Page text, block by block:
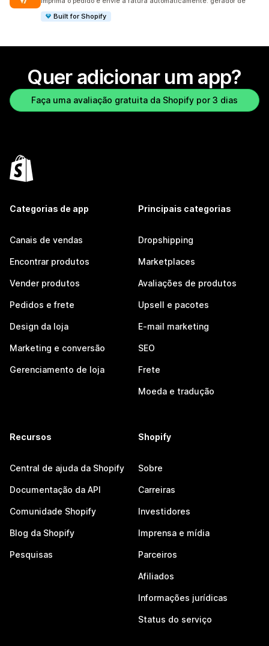
Built for Shopify
Quer adicionar um app?
Faça uma avaliação gratuita da Shopify por 3 dias
Categorias de app
Canais de vendas
Encontrar produtos
Vender produtos
Pedidos e frete
Design da loja
Marketing e conversão
Gerenciamento de loja
Principais categorias
Dropshipping
Marketplaces
Avaliações de produtos
Upsell e pacotes
E-mail marketing
SEO
Frete
Moeda e tradução
Recursos
Central de ajuda da Shopify
Documentação da API
Comunidade Shopify
Blog da Shopify
Pesquisas
Shopify
Sobre
Carreiras
Investidores
Imprensa e mídia
Parceiros
Afiliados
Informações jurídicas
Status do serviço